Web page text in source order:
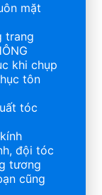
mặt
trang
khi chụp
tôn
tóc
đội tóc
tương
cũng